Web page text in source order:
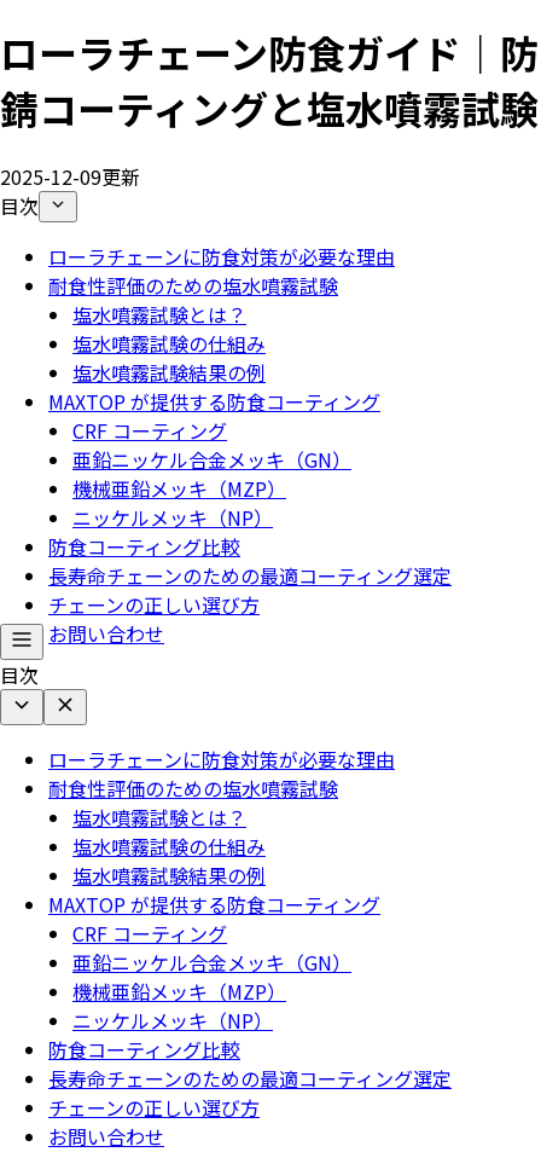
ローラチェーン防食ガイド｜防
錆コーティングと塩水噴霧試験
2025-12-09更新
目次
ローラチェーンに防食対策が必要な理由
耐食性評価のための塩水噴霧試験
塩水噴霧試験とは？
塩水噴霧試験の仕組み
塩水噴霧試験結果の例
MAXTOP が提供する防食コーティング
CRF コーティング
亜鉛ニッケル合金メッキ（GN）
機械亜鉛メッキ（MZP）
ニッケルメッキ（NP）
防食コーティング比較
長寿命チェーンのための最適コーティング選定
チェーンの正しい選び方
お問い合わせ
目次
ローラチェーンに防食対策が必要な理由
耐食性評価のための塩水噴霧試験
塩水噴霧試験とは？
塩水噴霧試験の仕組み
塩水噴霧試験結果の例
MAXTOP が提供する防食コーティング
CRF コーティング
亜鉛ニッケル合金メッキ（GN）
機械亜鉛メッキ（MZP）
ニッケルメッキ（NP）
防食コーティング比較
長寿命チェーンのための最適コーティング選定
チェーンの正しい選び方
お問い合わせ